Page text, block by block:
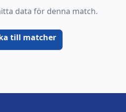
data för denna match.
till matcher